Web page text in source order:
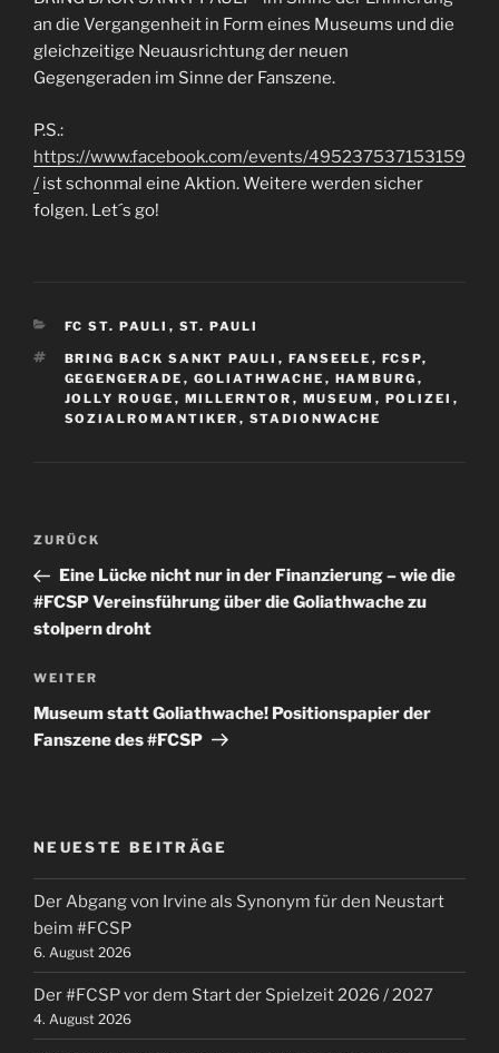
an die Vergangenheit in Form eines Museums und die
gleichzeitige Neuausrichtung der neuen
Gegengeraden im Sinne der Fanszene.
P.S.:
https://www.facebook.com/events/495237537153159
/ ist schonmal eine Aktion. Weitere werden sicher
folgen. Let´s go!
KATEGORIEN
FC ST. PAULI , ST. PAULI
SCHLAGWÖRTER
BRING BACK SANKT PAULI , FANSEELE , FCSP,
GEGENGERADE , GOLIATHWACHE , HAMBURG ,
JOLLY ROUGE , MILLERNTOR , MUSEUM , POLIZEI ,
SOZIALROMANTIKER , STADIONWACHE
Beitragsnavigation
Vorheriger
Beitrag
ZURÜCK
Eine Lücke nicht nur in der Finanzierung – wie die
#FCSP Vereinsführung über die Goliathwache zu
stolpern droht
Nächster
Beitrag
WEITER
Museum statt Goliathwache! Positionspapier der
Fanszene des #FCSP
NEUESTE BEITRÄGE
Der Abgang von Irvine als Synonym für den Neustart
beim #FCSP
6. August 2026
Der #FCSP vor dem Start der Spielzeit 2026 / 2027
4. August 2026